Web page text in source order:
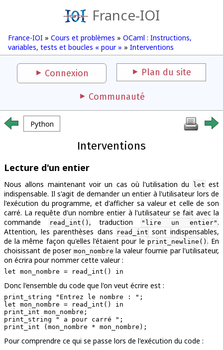
France-IOI
France-IOI » Cours et problèmes » OCaml : Instructions,
variables, tests et boucles « pour » » Interventions
Connexion Plan du site
Communauté
Python
Interventions
Lecture d'un entier
Nous allons maintenant voir un cas où l'utilisation du let est
indispensable. Il s'agit de demander un entier à l'utilisateur lors de
l'exécution du programme, et d'afficher sa valeur et celle de son
carré. La requête d'un nombre entier à l'utilisateur se fait avec la
commande
read_int() , traduction "lire un entier" .
Attention, les parenthèses dans
read_int sont indispensables,
de la même façon qu'elles l'étaient pour le print_newline() . En
choisissant de poser mon_nombre la valeur fournie par l'utilisateur,
on écrira pour nommer cette valeur :
Donc l'ensemble du code que l'on veut écrire est :
print_string "Entrez le nombre : ";
let mon_nombre = read_int() in
print_int mon_nombre;
print_string " a pour carré ";
Pour comprendre ce qui se passe lors de l'exécution du code :